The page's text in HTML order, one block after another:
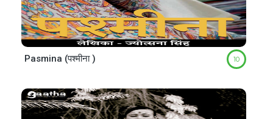
Pasmina (पश्मीना ) 10